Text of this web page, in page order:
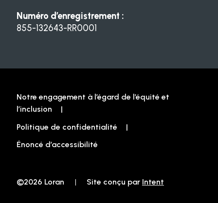
Numéro d’enregistrement :
855-132643-RR0001
©2026 Loran | Site conçu par Intent
Notre engagement à l’égard de l’équité et
l’inclusion
Politique de confidentialité
Énoncé d’accessibilité